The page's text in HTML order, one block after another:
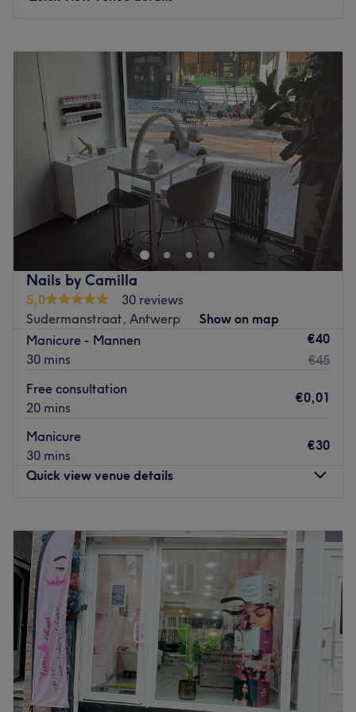
La spécialité de l’établissement : l'onglerie et les
épilations.
Les marques et produits utilisés : produits naturels et
produits bio.
Les petits plus : LGBTQIA+ friendly, wifi gratuit, parking
payant disponible.
Go to venue
Tuesday
08:30–19:30
Wednesday
08:30–19:30
Thursday
08:30 –19:30
Friday
08:30
19:30
Saturday
08:30–19:30
Sunday
08:30–19:30
Magasin situé en plein cœur du nouveau quartier
résidentiel Belgrade/Namur. Le salon Story Nails,
propose des manucures, pédicures, vernis à ongles
simples ou semi-permanents mais notre spécialité est le
gel pour les ongles, fort de ces 10 années d'expérience
dans le stylisme ongulaire vous accueille tous les jours sur
rendez-vous.
Nails by Camilla
5,0
30 reviews
Sudermanstraat, Antwerp
Show on map
Manicure - Mannen
30 mins
€40
€45
Free consultation
20 mins
€0,01
Manicure
30 mins
€30
Quick view venue details
Tuesday
09:00–20:00
Wednesday
20:00
Thursday
09:00
20:00
Friday
09:00– 20:00
Saturday
09:00– 15:00
Sunday
Closed
Welcome to Nails by Camilla, nestled in the heart of
Antwerpen, your go-to destination for flawless nails and